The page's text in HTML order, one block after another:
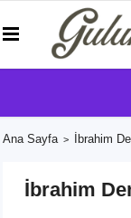
Ana Sayfa İbrahim
İbrahim